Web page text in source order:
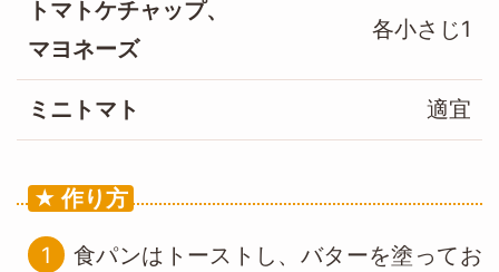
トマトケチャップ、
マヨネーズ
各小さじ1
ミニトマト 適宜
作り方
食パンはトーストし、バターを塗ってお